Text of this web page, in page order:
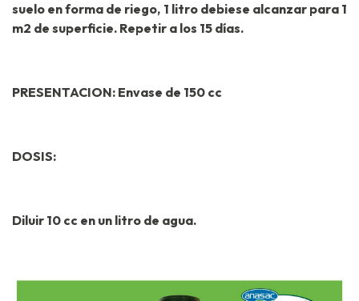
suelo en forma de riego, 1 litro debiese alcanzar para 1
m2 de superficie. Repetir a los 15 días.
PRESENTACION: Envase de 150 cc
DOSIS:
Diluir 10 cc en un litro de agua.